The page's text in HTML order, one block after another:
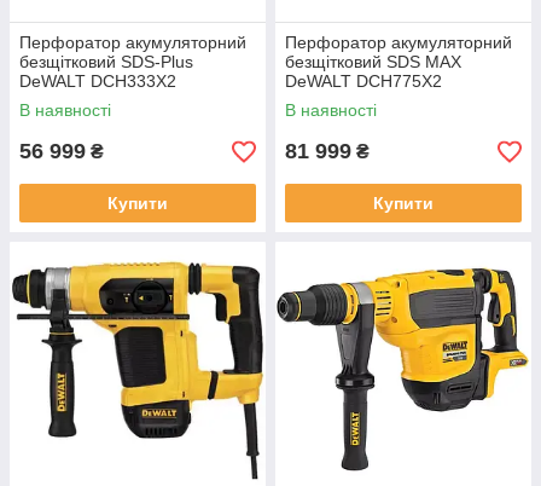
Перфоратор акумуляторний
безщітковий SDS-Plus
DeWALT DCH333X2
В наявності
56 999 ₴
Купити
Перфоратор акумуляторний
безщітковий SDS MAX
DeWALT DCH775X2
В наявності
81 999 ₴
Купити